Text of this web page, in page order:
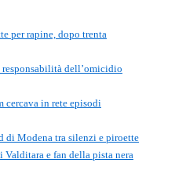
per rapine, dopo trenta
dell’omicidio
cercava in rete episodi
di Modena tra silenzi e piroette
Valditara e fan della pista nera